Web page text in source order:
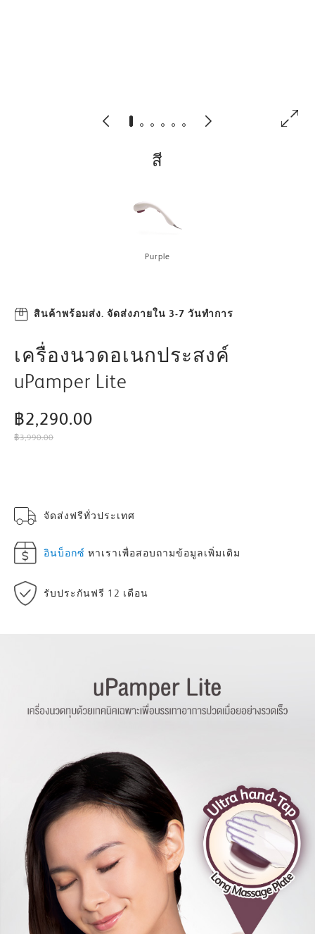
สี
Purple
สินค้าพร้อมส่ง. จัดส่งภายใน 3-7 วันทำการ
เครื่องนวดอเนกประสงค์
uPamper Lite
฿2,290.00
฿3,990.00
จัดส่งฟรีทั่วประเทศ
อินบ็อกซ์ หาเราเพื่อสอบถามข้อมูลเพิ่มเติม
รับประกันฟรี 12 เดือน